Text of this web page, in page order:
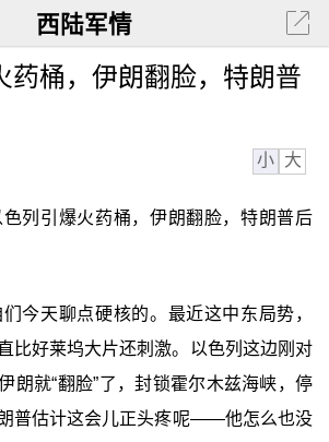
西陆军情
药桶，伊朗翻脸，特朗普
小 大
列引爆火药桶，伊朗翻脸，特朗普后
今天聊点硬核的。最近这中东局势，
比好莱坞大片还刺激。以色列这边刚对
朗就“翻脸”了，封锁霍尔木兹海峡，停
普估计这会儿正头疼呢——他怎么也没